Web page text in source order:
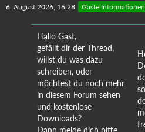
6. August 2026, 16:28 Gäste Informationen
Hallo Gast,
gefällt dir der Thread,
willst du was dazu
schreiben, oder
möchtest du noch mehr
in diesem Forum sehen
und kostenlose
Downloads?